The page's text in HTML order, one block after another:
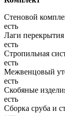
Стеновой
есть
Лаги перекрытия
есть
Стропильная
есть
Межвенцовый
есть
Скобяные
есть
Сборка сруба и